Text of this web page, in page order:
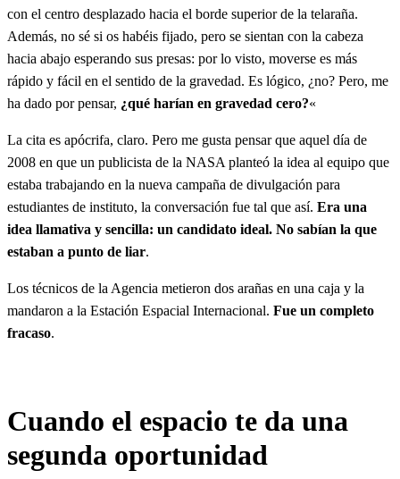
con el centro desplazado hacia el borde superior de la telaraña.
Además, no sé si os habéis fijado, pero se sientan con la cabeza
hacia abajo esperando sus presas: por lo visto, moverse es más
rápido y fácil en el sentido de la gravedad. Es lógico, ¿no? Pero, me
ha dado por pensar, ¿qué harían en gravedad cero?«
La cita es apócrifa, claro. Pero me gusta pensar que aquel día de
2008 en que un publicista de la NASA planteó la idea al equipo que
estaba trabajando en la nueva campaña de divulgación para
estudiantes de instituto, la conversación fue tal que así. Era una
idea llamativa y sencilla: un candidato ideal. No sabían la que
estaban a punto de liar.
Los técnicos de la Agencia metieron dos arañas en una caja y la
mandaron a la Estación Espacial Internacional. Fue un completo
fracaso.
Cuando el espacio te da una
segunda oportunidad